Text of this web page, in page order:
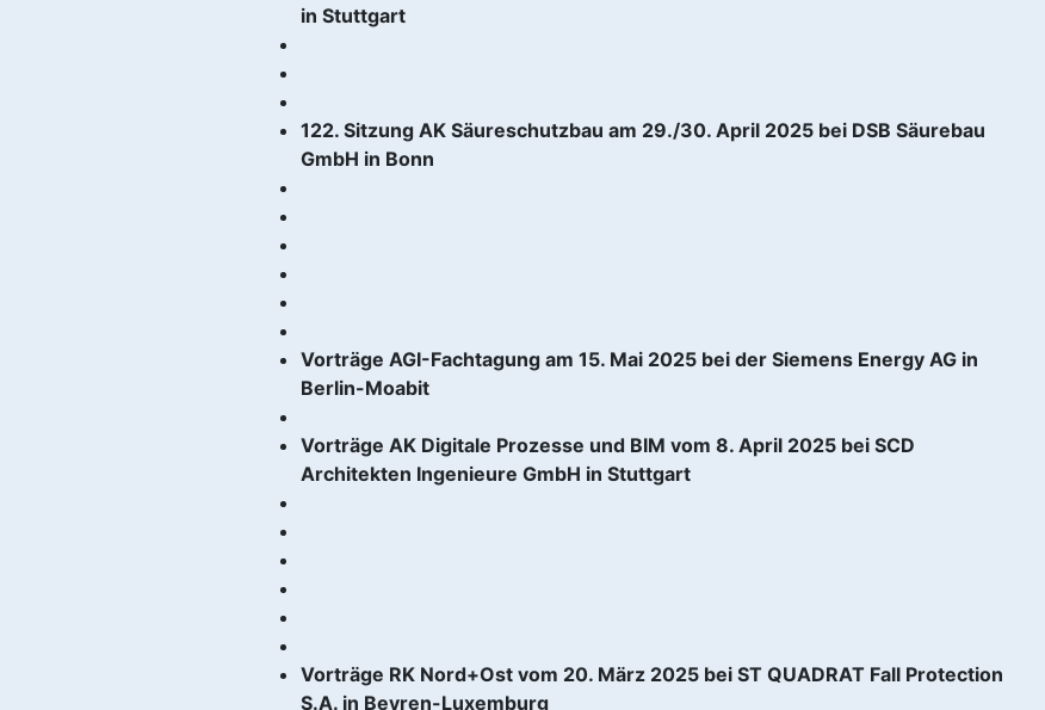
in Stuttgart
122. Sitzung AK Säureschutzbau am 29./30. April 2025 bei DSB Säurebau
GmbH in Bonn
Vorträge AGI-Fachtagung am 15. Mai 2025 bei der Siemens Energy AG in
Berlin-Moabit
Vorträge AK Digitale Prozesse und BIM vom 8. April 2025 bei SCD
Architekten Ingenieure GmbH in Stuttgart
Vorträge RK Nord+Ost vom 20. März 2025 bei ST QUADRAT Fall Protection
S.A. in Beyren-Luxemburg